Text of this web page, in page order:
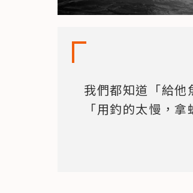
我們都知道「給
「用釣的太慢，